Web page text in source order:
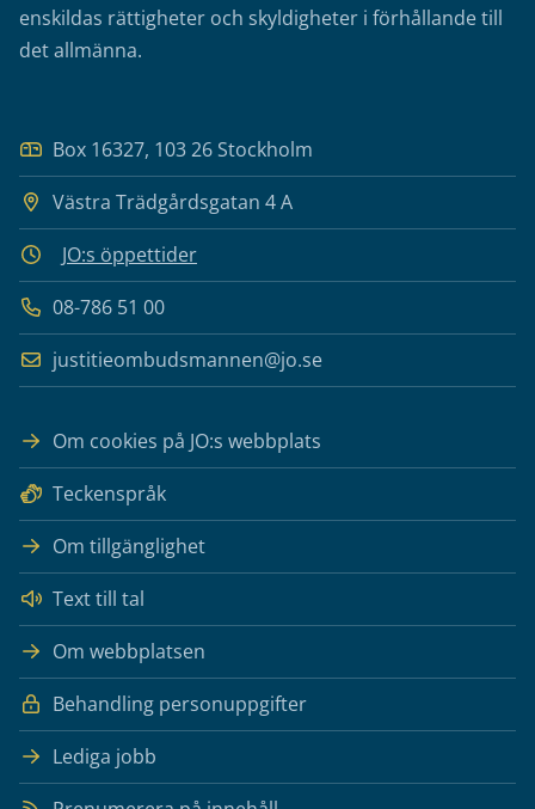
enskildas rättigheter och skyldigheter i förhållande till
det allmänna.
Box 16327, 103 26 Stockholm
Västra Trädgårdsgatan 4 A
JO:s öppettider
08-786 51 00
justitieombudsmannen@jo.se
Om cookies på JO:s webbplats
Teckenspråk
Om tillgänglighet
Text till tal
Om webbplatsen
Behandling personuppgifter
Lediga jobb